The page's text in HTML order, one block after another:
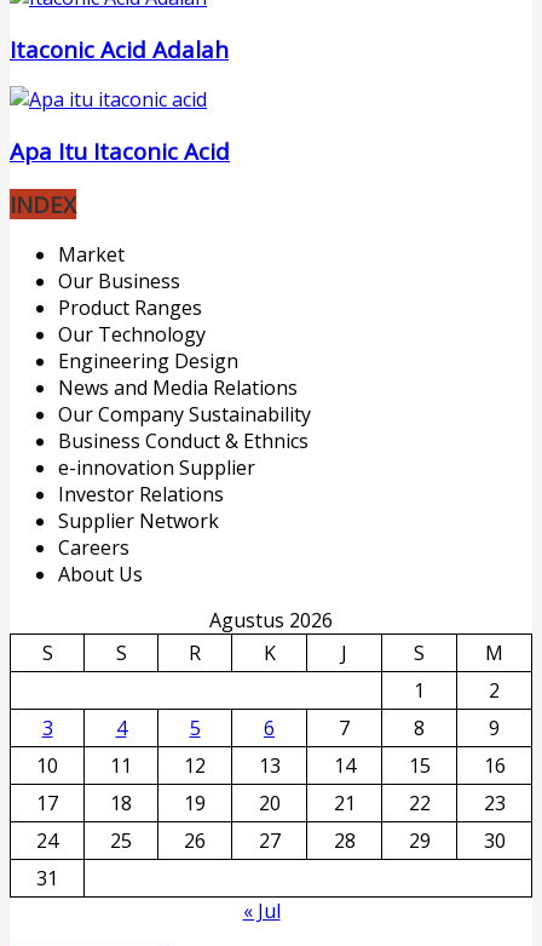
Itaconic Acid Adalah
Apa Itu Itaconic Acid
INDEX
Market
Our Business
Product Ranges
Our Technology
Engineering Design
News and Media Relations
Our Company Sustainability
Business Conduct & Ethnics
e-innovation Supplier
Investor Relations
Supplier Network
Careers
About Us
Agustus 2026
S
S R K J S
M
1
2
3
4 5 6 7 8
9
10
11 12 13 14 15
16
17
18 19 20 21 22
23
24
25 26 27 28 29
30
31
« Jul